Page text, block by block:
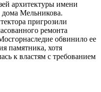
архитектуры имени
Мельникова.
пригрозили
ремонта
обвинило ее
памятника, хотя
к властям с требованием